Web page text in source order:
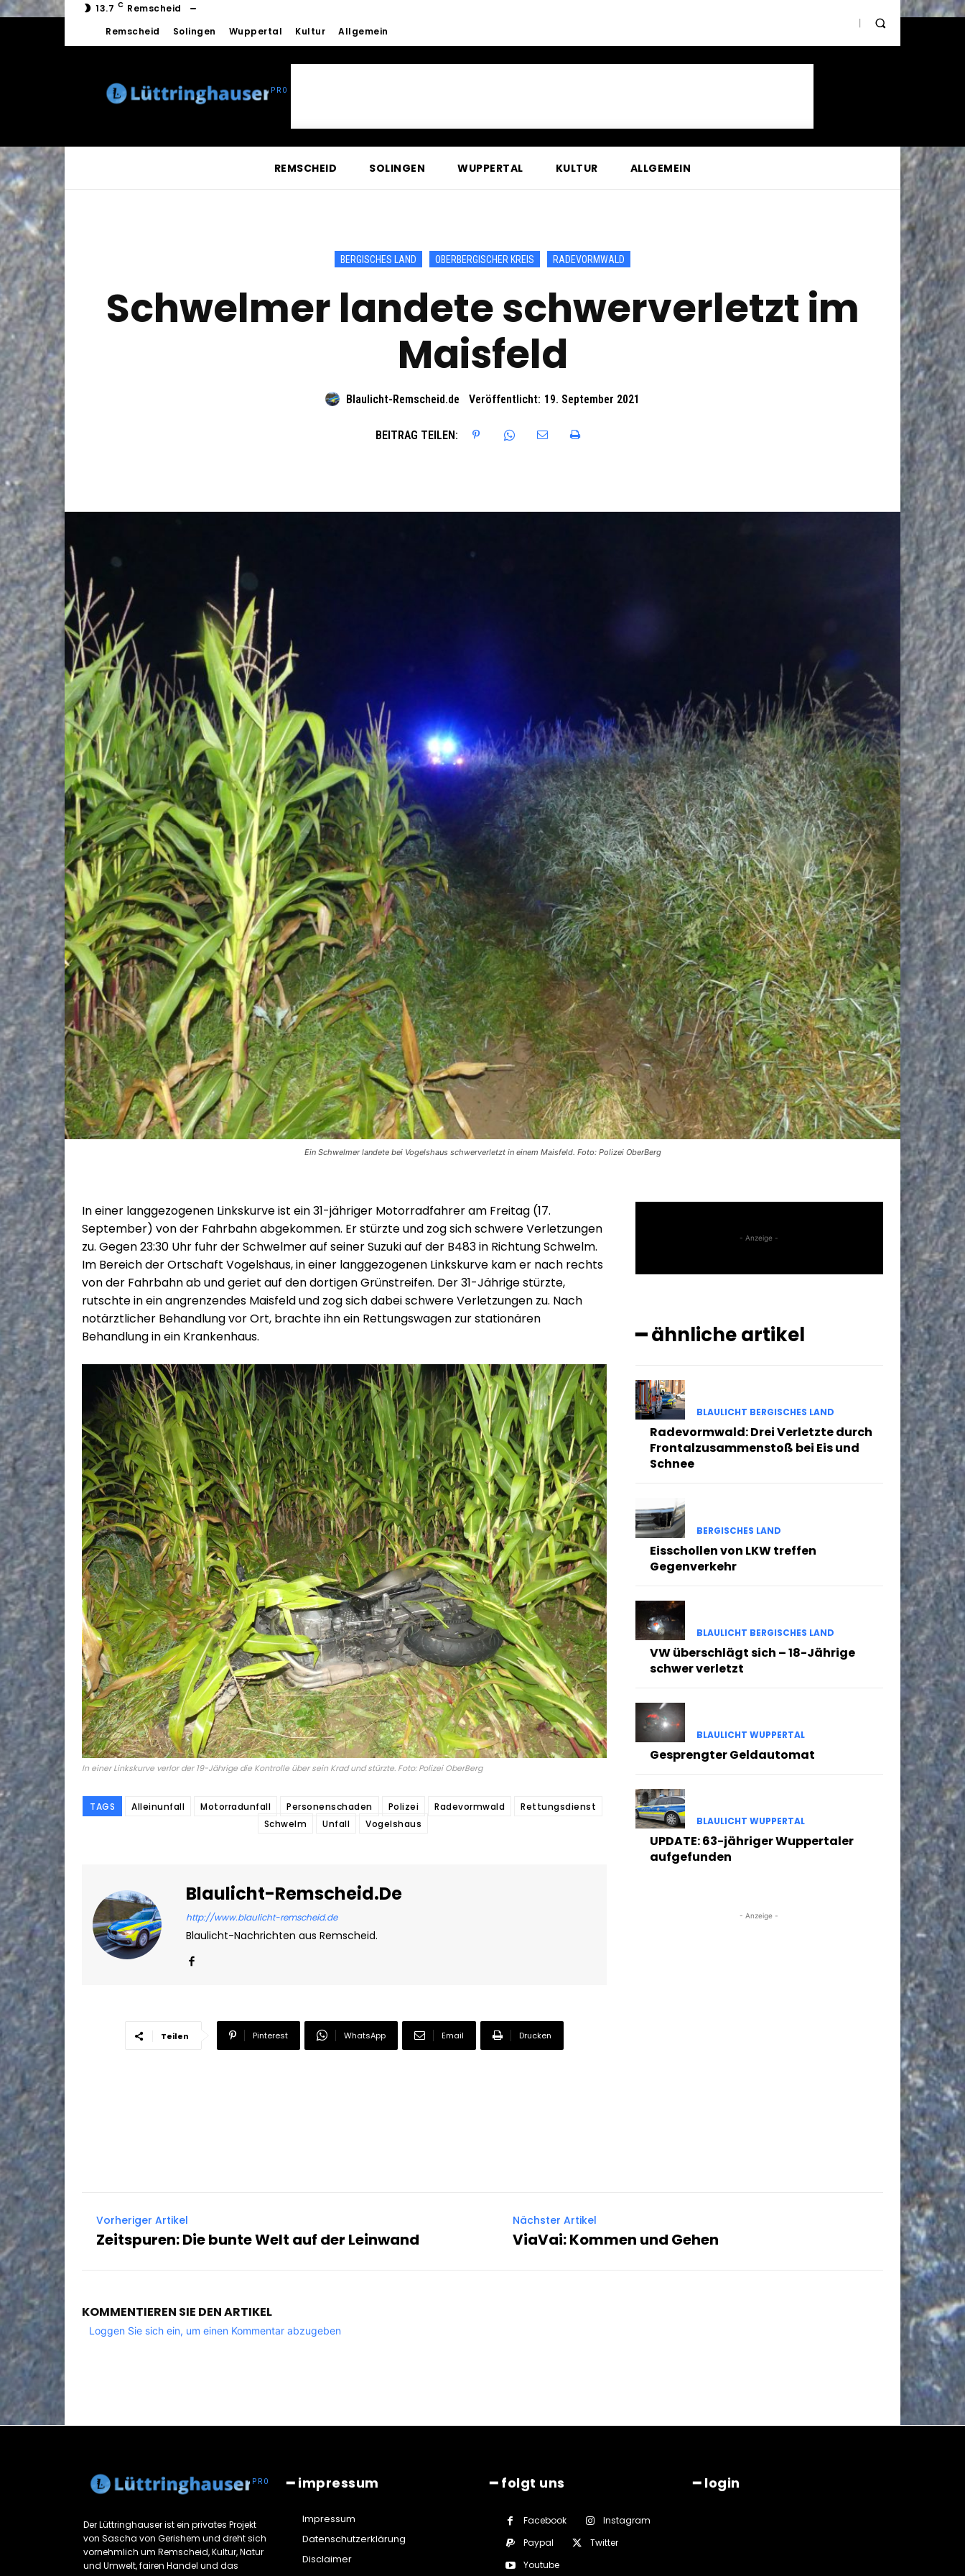
13.7 C Remscheid
Remscheid
Solingen Wuppertal Kultur Allgemein
REMSCHEID SOLINGEN WUPPERTAL KULTUR ALLGEMEIN
BERGISCHES LAND OBERBERGISCHER KREIS RADEVORMWALD
Schwelmer landete schwerverletzt im
Maisfeld
Blaulicht-Remscheid.de Veröffentlicht: 19. September 2021
BEITRAG TEILEN:
Ein Schwelmer landete bei Vogelshaus schwerverletzt in einem Maisfeld. Foto: Polizei OberBerg
In einer langgezogenen Linkskurve ist ein 31-jähriger Motorradfahrer am Freitag (17.
September) von der Fahrbahn abgekommen. Er stürzte und zog sich schwere Verletzungen
zu. Gegen 23:30 Uhr fuhr der Schwelmer auf seiner Suzuki auf der B483 in Richtung Schwelm.
Im Bereich der Ortschaft Vogelshaus, in einer langgezogenen Linkskurve kam er nach rechts
von der Fahrbahn ab und geriet auf den dortigen Grünstreifen. Der 31-Jährige stürzte,
rutschte in ein angrenzendes Maisfeld und zog sich dabei schwere Verletzungen zu. Nach
notärztlicher Behandlung vor Ort, brachte ihn ein Rettungswagen zur stationären
Behandlung in ein Krankenhaus.
In einer Linkskurve verlor der 19-Jährige die Kontrolle über sein Krad und stürzte. Foto: Polizei OberBerg
TAGS Alleinunfall Motorradunfall Personenschaden Polizei Radevormwald
Rettungsdienst
Schwelm
Unfall Vogelshaus
Blaulicht-Remscheid.de
http://www.blaulicht-remscheid.de
Blaulicht-Nachrichten aus Remscheid.
Teilen Pinterest WhatsApp Email Drucken
- Anzeige -
━ ähnliche artikel
BLAULICHT BERGISCHES LAND
Radevormwald: Drei Verletzte durch
Frontalzusammenstoß bei Eis und
Schnee
BERGISCHES LAND
Eisschollen von LKW treffen
Gegenverkehr
BLAULICHT BERGISCHES LAND
VW überschlägt sich – 18-Jährige
schwer verletzt
BLAULICHT WUPPERTAL
Gesprengter Geldautomat
BLAULICHT WUPPERTAL
UPDATE: 63-jähriger Wuppertaler
aufgefunden
- Anzeige -
Vorheriger Artikel
Zeitspuren: Die bunte Welt auf der Leinwand
Nächster Artikel
ViaVai: Kommen und Gehen
KOMMENTIEREN SIE DEN ARTIKEL
Loggen Sie sich ein, um einen Kommentar abzugeben
Der Lüttringhauser ist ein privates Projekt
von Sascha von Gerishem und dreht sich
vornehmlich um Remscheid, Kultur, Natur
und Umwelt, fairen Handel und das
━ impressum
Impressum
Datenschutzerklärung
Disclaimer
━ folgt uns
Facebook
Instagram
Paypal
Twitter
Youtube
━ login